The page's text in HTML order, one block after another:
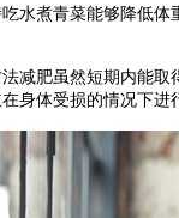
煮青菜能够降低体
肥虽然短期内能
体受损的情况下进